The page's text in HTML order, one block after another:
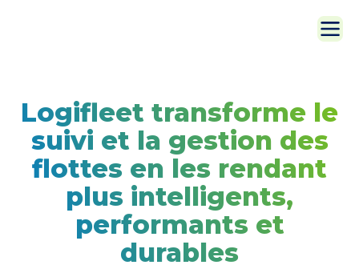
Logifleet transforme le
suivi et la gestion des
flottes en les rendant
plus intelligents,
performants et
durables